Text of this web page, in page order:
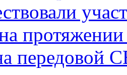
передовой